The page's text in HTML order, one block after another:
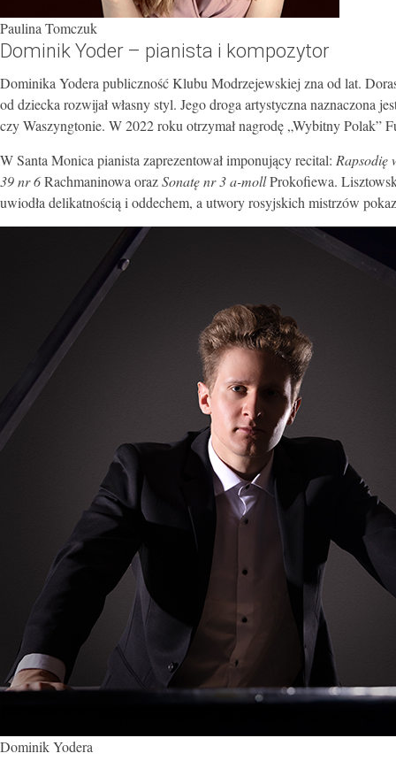
Paulina Tomczuk
Dominik Yoder – pianista i kompozytor
Dominika Yodera publiczność Klubu Modrzejewskiej zna od lat.
od dziecka rozwijał własny styl. Jego droga artystyczna
czy Waszyngtonie. W 2022 roku otrzymał nagrodę „Wybitny Polak”
W Santa Monica pianista zaprezentował imponujący recital: Rapsodię
39 nr 6Rachmaninowa orazSonatę nr 3 a-mollProkofiewa.
uwiodła delikatnością i oddechem, a utwory rosyjskich mistrzów
Dominik Yodera